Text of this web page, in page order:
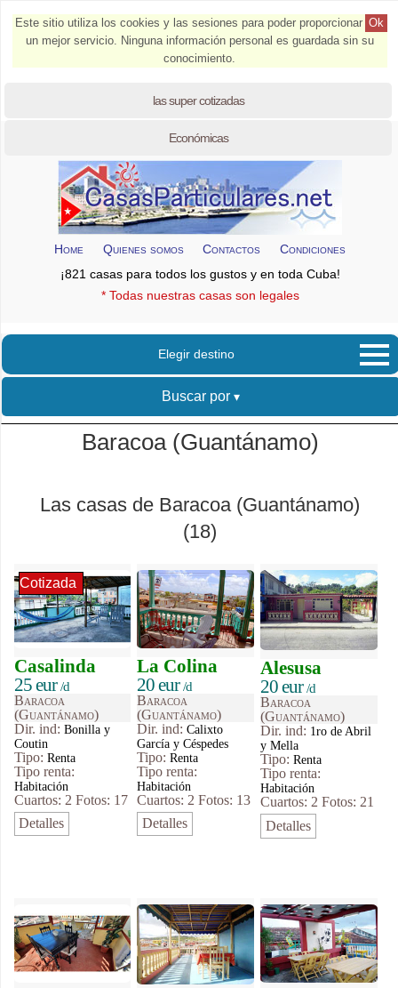
Ok
Este sitio utiliza los cookies y las sesiones para poder proporcionar
un mejor servicio. Ninguna información personal es guardada sin su
conocimiento.
las super cotizadas
Económicas
Home Quienes somos Contactos
Condiciones
¡821 casas para todos los gustos y en toda Cuba!
* Todas nuestras casas son legales
Elegir destino
Buscar por
Baracoa (Guantánamo)
Las casas de Baracoa (Guantánamo)
(18)
Cotizada
Casalinda
25 eur/d
Baracoa
(Guantánamo)
Dir. ind: Bonilla y
Coutin
Tipo: Renta
Tipo renta:
Habitación
Cuartos: 2 Fotos: 17
Detalles
La Colina
20 eur/d
Baracoa
(Guantánamo)
Dir. ind:Calixto
García y Céspedes
Tipo:Renta
Tipo renta:
Habitación
Cuartos: 2 Fotos: 13
Detalles
Alesusa
20 eur/d
Baracoa
(Guantánamo)
Dir. ind: 1ro de Abril
y Mella
Tipo:Renta
Tipo renta:
Habitación
Cuartos: 2 Fotos: 21
Detalles